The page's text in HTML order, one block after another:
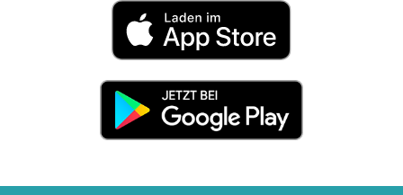
Laden
im
App
Jetzt
Google